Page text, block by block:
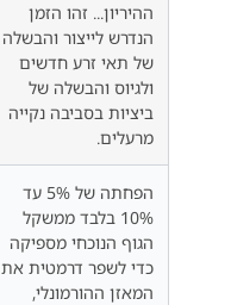
ההיריון... זהו הזמן
הנדרש לייצור והבשלה
של תאי זרע חדשים
ולגיוס והבשלה של
ביציות בסביבה נקייה
מרעלים.
הפחתה של 5% עד
10% בלבד ממשקל
הגוף הנוכחי מספיקה
כדי לשפר דרמטית את
המאזן ההורמונלי,